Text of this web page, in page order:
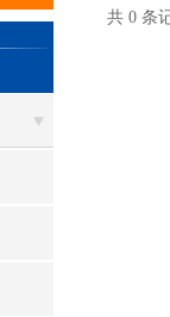
共 0 条